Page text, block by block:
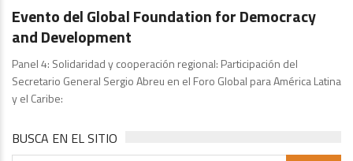
Evento del Global Foundation for Democracy
and Development
Panel 4: Solidaridad y cooperación regional: Participación del
Secretario General Sergio Abreu en el Foro Global para América Latina
y el Caribe:
BUSCA EN EL SITIO